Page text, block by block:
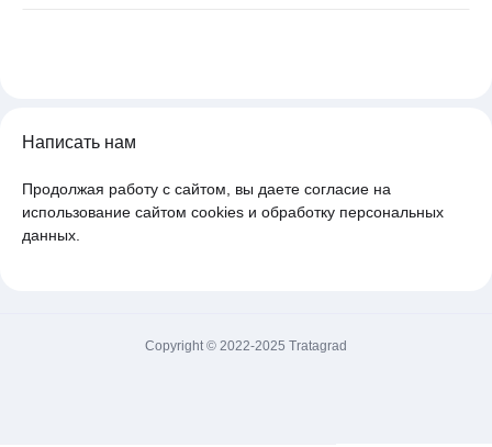
Написать нам
Продолжая работу с сайтом, вы даете согласие на
использование сайтом cookies и обработку персональных
данных.
Copyright © 2022-2025 Tratagrad